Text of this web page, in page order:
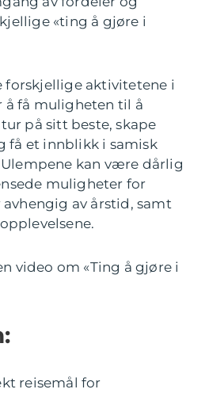
«ting å gjøre i
forskjellige aktivitetene i
å få muligheten til å
på sitt beste, skape
få et innblikk i samisk
kan være dårlig
muligheter for
av årstid, samt
video om «Ting å gjøre i
reisemål for